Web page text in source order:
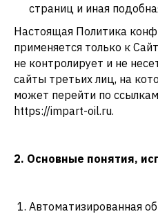
страниц и иная
Настоящая Политика
применяется только к
не контролирует и не
сайты третьих лиц, на
может перейти по
https://impart-oil.ru.
2. Основные понятия,
Автоматизированная